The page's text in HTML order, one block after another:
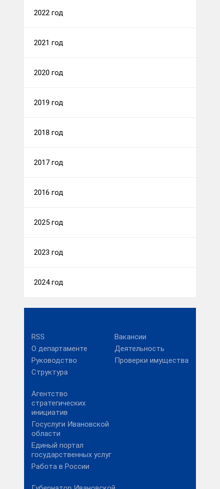
2022 год
2021 год
2020 год
2019 год
2018 год
2017 год
2016 год
2025 год
2023 год
2024 год
RSS
О департаменте
Руководство
Структура
Вакансии
Деятельность
Проверки имущества
Агентство
стратегических
инициатив
Госуслуги Ивановской
области
Единый портал
государственных услуг
Работа в России